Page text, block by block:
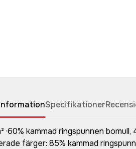
Specifikationer
·60% kammad ringspunnen
färger: 85% kammad